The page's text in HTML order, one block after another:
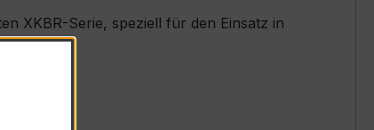
XKBR-Serie, speziell für den Einsatz in